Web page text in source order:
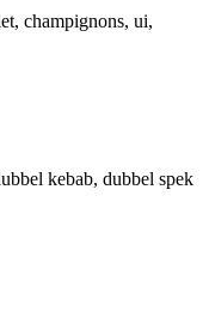
champignons, ui,
kebab, dubbel spek